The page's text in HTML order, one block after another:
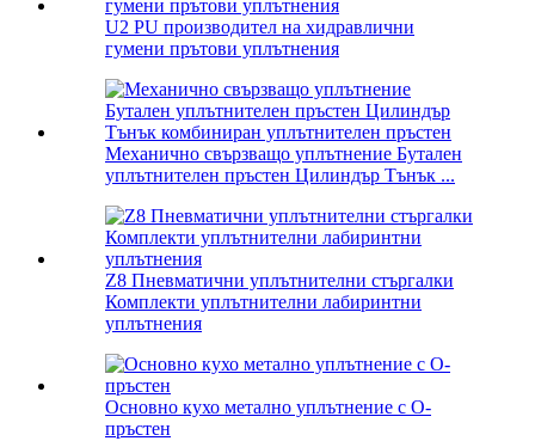
U2 PU производител на хидравлични
гумени прътови уплътнения
Механично свързващо уплътнение Бутален
уплътнителен пръстен Цилиндър Тънък ...
Z8 Пневматични уплътнителни стъргалки
Комплекти уплътнителни лабиринтни
уплътнения
Основно кухо метално уплътнение с О-
пръстен